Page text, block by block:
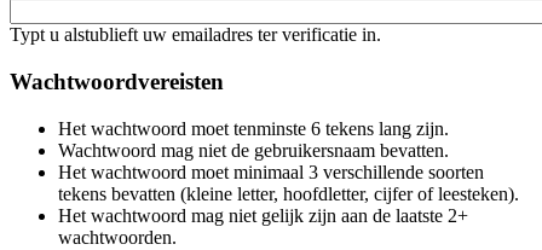
Typt u alstublieft uw emailadres ter verificatie in.
Wachtwoordvereisten
Het wachtwoord moet tenminste 6 tekens lang zijn.
Wachtwoord mag niet de gebruikersnaam bevatten.
Het wachtwoord moet minimaal 3 verschillende soorten
tekens bevatten (kleine letter, hoofdletter, cijfer of leesteken).
Het wachtwoord mag niet gelijk zijn aan de laatste 2+
wachtwoorden.